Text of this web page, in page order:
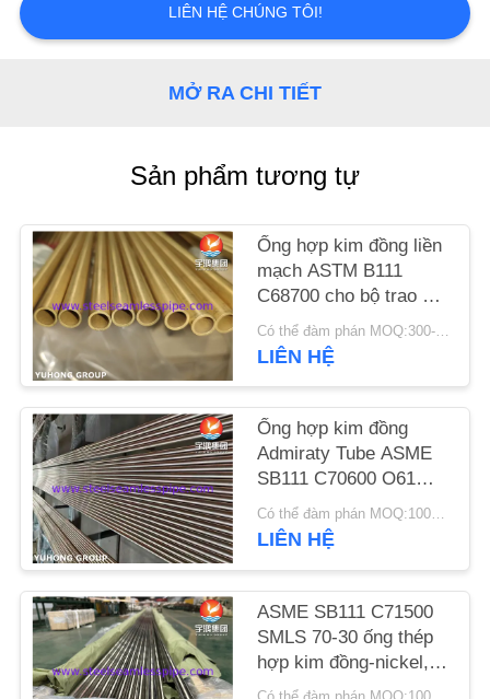
LIÊN
YÊU
CẦU
BÁO
GIÁ
COMPANY
NEWS
SƠ
ĐỒ
TRANG
WEB
PRIVACY
LIÊN HỆ CHÚNG TÔI!
MỞ RA CHI TIẾT
Sản phẩm tương tự
Ống hợp kim đồng liền
mạch ASTM B111
C68700 cho bộ trao đổi
nhiệt
Có thể đàm phán MOQ:300-500kg
LIÊN HỆ
Ống hợp kim đồng
Admiraty Tube ASME
SB111 C70600 O61
SMLS
19.05X1.65X8000MM
Bộ trao đổi nhiệt Ứng
Có thể đàm phán MOQ:100KGS
LIÊN HỆ
ASME SB111 C71500
SMLS 70-30 ống thép
hợp kim đồng-nickel,
chống ăn mòn bằng